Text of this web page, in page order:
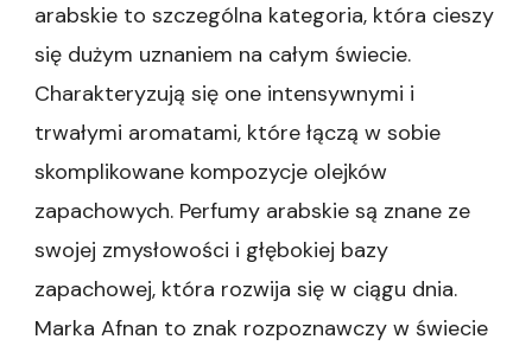
arabskie to szczególna kategoria, która cieszy
się dużym uznaniem na całym świecie.
Charakteryzują się one intensywnymi i
trwałymi aromatami, które łączą w sobie
skomplikowane kompozycje olejków
zapachowych. Perfumy arabskie są znane ze
swojej zmysłowości i głębokiej bazy
zapachowej, która rozwija się w ciągu dnia.
Marka Afnan to znak rozpoznawczy w świecie